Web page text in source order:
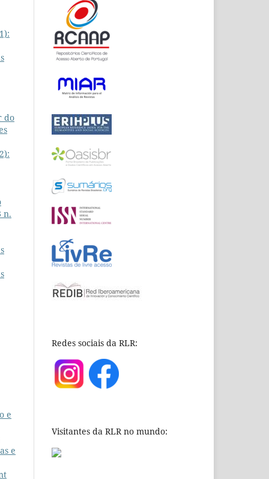
do
n.
e
e
Redes sociais da RLR:
Visitantes da RLR no mundo: